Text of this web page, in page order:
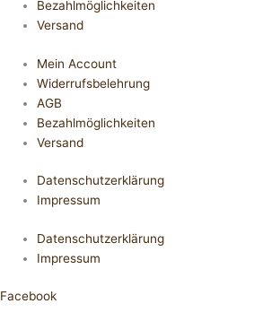
Bezahlmöglichkeiten
Versand
Mein Account
Widerrufsbelehrung
AGB
Bezahlmöglichkeiten
Versand
Datenschutzerklärung
Impressum
Datenschutzerklärung
Impressum
Facebook